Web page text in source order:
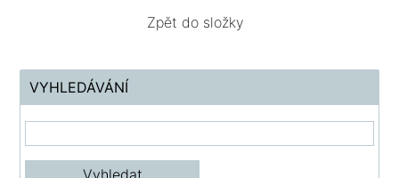
Zpět do složky
VYHLEDÁVÁNÍ